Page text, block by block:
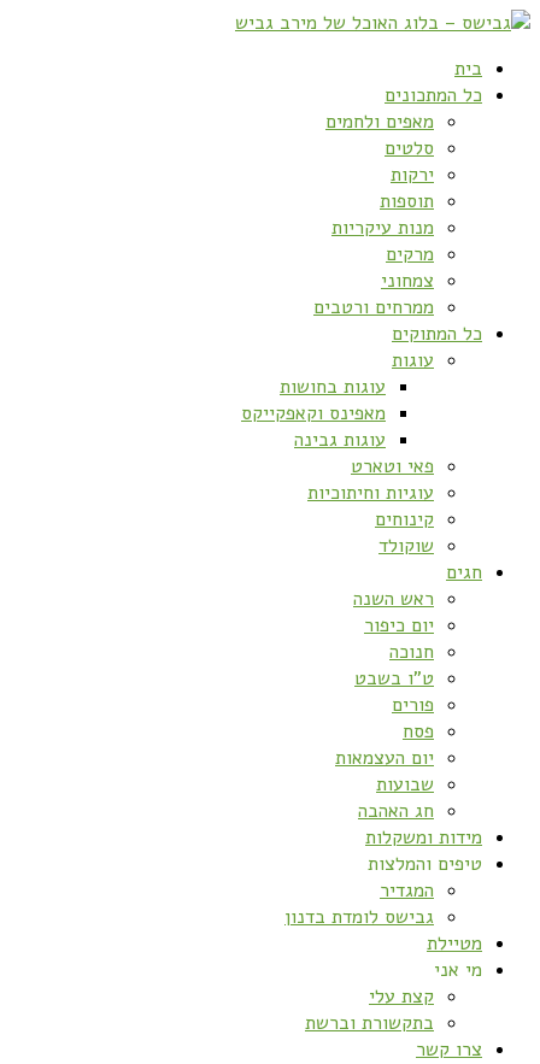
בית
כל המתכונים
מאפים ולחמים
סלטים
ירקות
תוספות
מנות עיקריות
מרקים
צמחוני
ממרחים ורטבים
כל המתוקים
עוגות
עוגות בחושות
מאפינס וקאפקייקס
עוגות גבינה
פאי וטארט
עוגיות וחיתוכיות
קינוחים
שוקולד
חגים
ראש השנה
יום כיפור
חנוכה
ט”ו בשבט
פורים
פסח
יום העצמאות
שבועות
חג האהבה
מידות ומשקלות
טיפים והמלצות
המגדיר
גבישס לומדת בדנון
מטיילת
מי אני
קצת עלי
בתקשורת וברשת
צרו קשר